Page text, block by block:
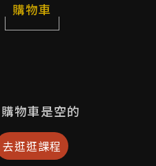
購物車
購物車是空的
去逛逛課程